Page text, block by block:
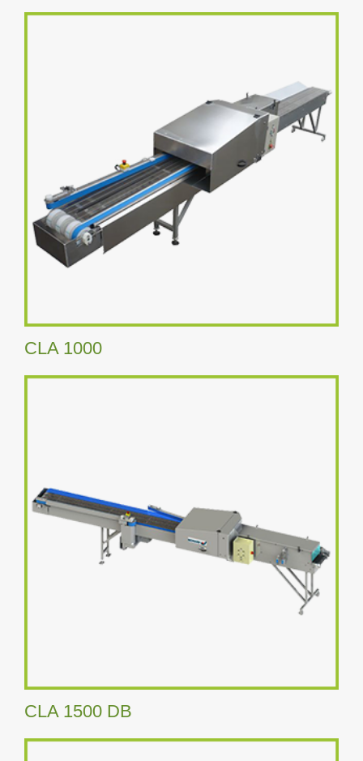
CLA 1000
CLA 1500 DB